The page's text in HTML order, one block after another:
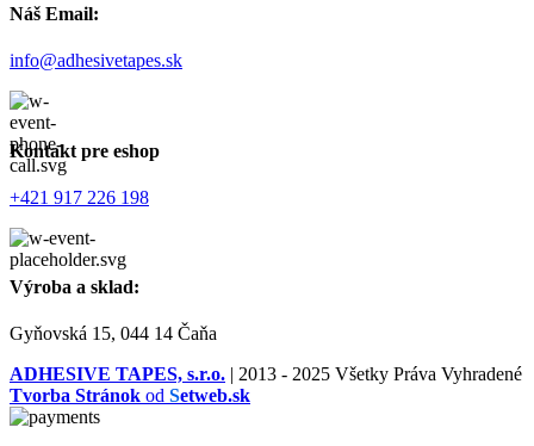
Náš Email:
info@adhesivetapes.sk
Kontakt pre eshop
+421 917 226 198
Výroba a sklad:
Gyňovská 15, 044 14 Čaňa
ADHESIVE TAPES, s.r.o. | 2013 - 2025 Všetky Práva Vyhradené
Tvorba Stránok od Setweb.sk